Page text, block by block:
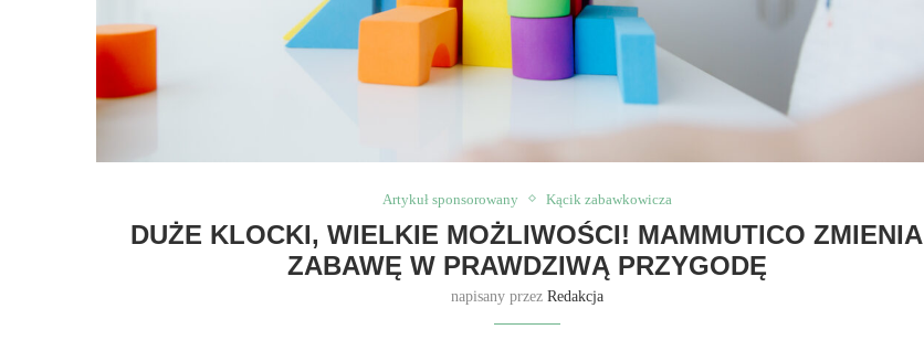
Artykuł sponsorowany Kącik zabawkowicza
DUŻE KLOCKI, WIELKIE MOŻLIWOŚCI! MAMMUTICO ZMIENIA
ZABAWĘ W PRAWDZIWĄ PRZYGODĘ
napisany przez Redakcja